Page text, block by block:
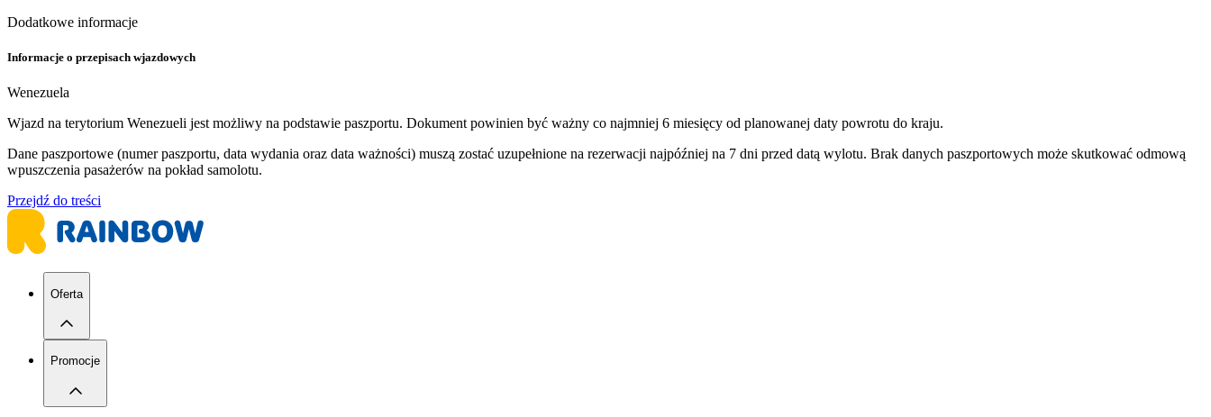
Dodatkowe informacje
Informacje o przepisach wjazdowych
Wenezuela
Wjazd na terytorium Wenezueli jest możliwy na podstawie paszportu. Dokument powinien być ważny co najmniej 6 miesięcy od planowanej daty powrotu do kraju.
Dane paszportowe (numer paszportu, data wydania oraz data ważności) muszą zostać uzupełnione na rezerwacji najpóźniej na 7 dni przed datą wylotu. Brak danych paszportowych może skutkować odmową
wpuszczenia pasażerów na pokład samolotu.
Przejdź do treści
Oferta
Promocje